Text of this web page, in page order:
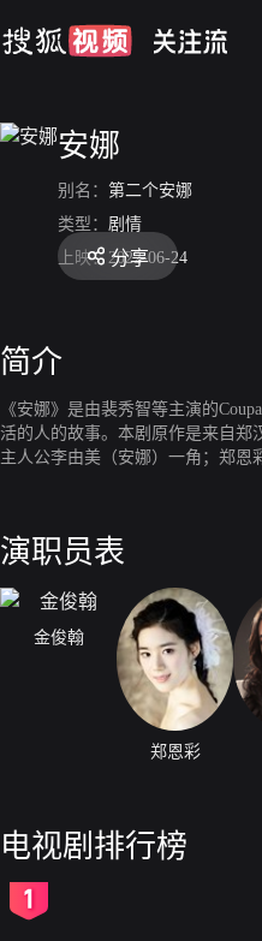
安娜
别名： 第二个安娜
类型： 剧情
上映： 2022-06-24
分享
简介
《安娜》是由裴秀智等主演的
活的人的故事。本剧原作是来自
主人公李由美（安娜）一角；郑
演职员表
金俊翰
郑恩彩
电视剧排行榜